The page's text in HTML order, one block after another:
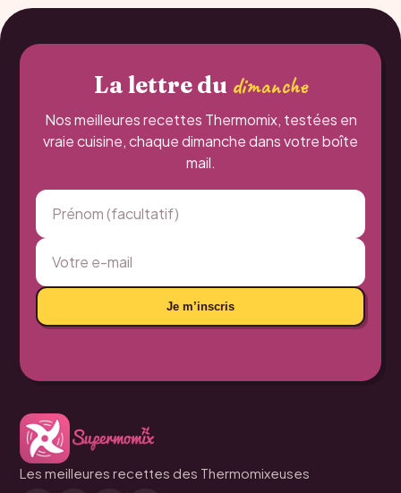
La lettre du dimanche
Nos meilleures recettes Thermomix, testées en
vraie cuisine, chaque dimanche dans votre boîte
mail.
Je m’inscris
Les meilleures recettes des Thermomixeuses